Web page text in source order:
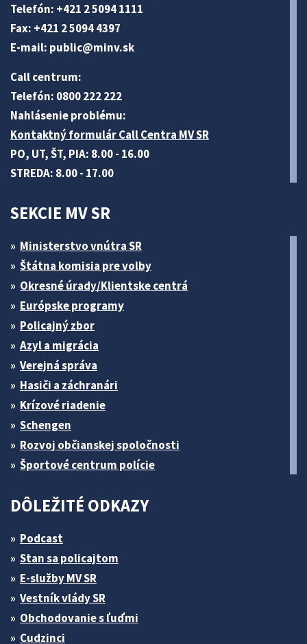
Telefón: +421 2 5094 1111
Fax: +421 2 5094 4397
E-mail: public@minv.sk
Call centrum:
Telefón: 0800 222 222
Nahlásenie problému:
Kontaktný formulár Call Centra MV SR
PO, UT, ŠT, PIA: 8.00 - 16.00
STREDA: 8.00 - 17.00
SEKCIE MV SR
Ministerstvo vnútra SR
Štátna komisia pre volby
Okresné úrady/Klientske centrá
Európske programy
Policajný zbor
Azyl a migrácia
Verejná správa
Hasiči a záchranári
Krízové riadenie
Schengen
Rozvoj občianskej spoločnosti
Športové centrum polície
DÔLEŽITÉ ODKAZY
Podcast
Stan sa policajtom
E-služby MV SR
Vestník vlády SR
Obchodovanie s ľuďmi
Cudzinci